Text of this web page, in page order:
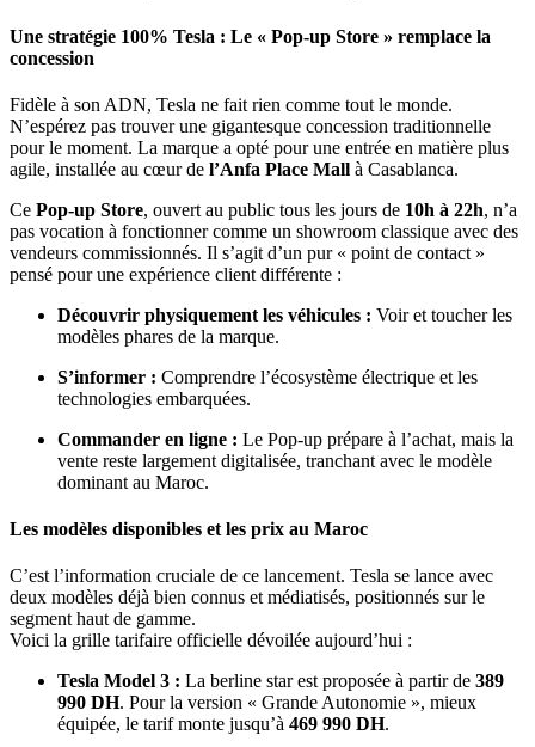
Une stratégie 100% Tesla : Le « Pop-up Store » remplace la
concession
Fidèle à son ADN, Tesla ne fait rien comme tout le monde.
N’espérez pas trouver une gigantesque concession traditionnelle
pour le moment. La marque a opté pour une entrée en matière plus
agile, installée au cœur de l’Anfa Place Mall à Casablanca.
Ce Pop-up Store, ouvert au public tous les jours de 10h à 22h, n’a
pas vocation à fonctionner comme un showroom classique avec des
vendeurs commissionnés. Il s’agit d’un pur « point de contact »
pensé pour une expérience client différente :
Découvrir physiquement les véhicules : Voir et toucher les
modèles phares de la marque.
S’informer : Comprendre l’écosystème électrique et les
technologies embarquées.
Commander en ligne : Le Pop-up prépare à l’achat, mais la
vente reste largement digitalisée, tranchant avec le modèle
dominant au Maroc.
Les modèles disponibles et les prix au Maroc
C’est l’information cruciale de ce lancement. Tesla se lance avec
deux modèles déjà bien connus et médiatisés, positionnés sur le
segment haut de gamme.
Voici la grille tarifaire officielle dévoilée aujourd’hui :
Tesla Model 3 : La berline star est proposée à partir de 389
990 DH. Pour la version « Grande Autonomie », mieux
équipée, le tarif monte jusqu’à 469 990 DH.